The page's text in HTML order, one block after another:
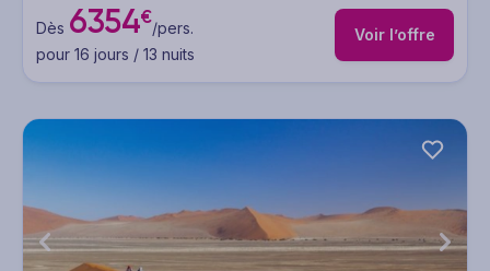
Dès 6354€/pers.
pour 16 jours / 13 nuits
Voir l’offre